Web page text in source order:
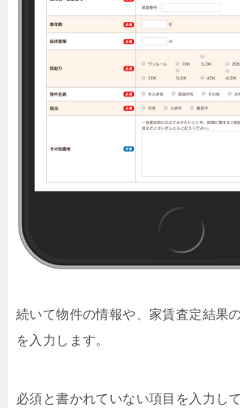
続いて物件の情報や、家賃査定結果
を入力します。
必須と書かれていない項目を入力し